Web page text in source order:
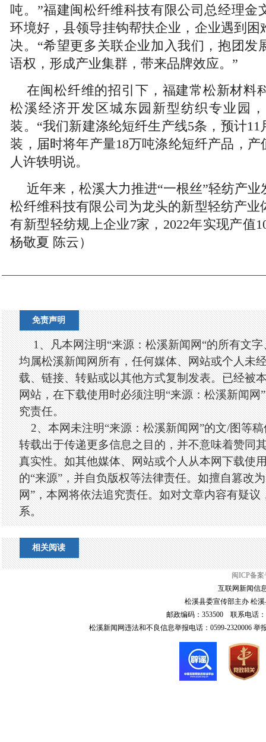
吨。”福建闽松纤维科技有限公司总经理金
环境好，县领导挂钩帮扶企业，企业遇到困
决。“希望更多关联企业加入我们，抱团发
语权，形成产业集群，带来品牌效应。”
在闽松纤维的招引下，福建常松新材料
松溪经济开发区城东园新型纺织专业园
装。“我们新建涤纶短纤生产线5条，预计
装，届时将年产量18万吨涤纶短纤产品，产
人许轶明说。
近年来，松溪大力推进“一根丝”轻纺产
松纤维科技有限公司为龙头的新型轻纺产业
有新型轻纺规上企业7家，2022年实现产值
杨敬夏 陈云）
免责声明
1、凡本网注明“来源：松溪新闻网“的所有文
均属松溪新闻网所有，任何媒体、网站或个人未
载、链接、转贴或以其他方式复制发表。已经被
网站，在下载使用时必须注明“来源：松溪新闻网
究责任。
2、本网未注明“来源：松溪新闻网”的文/图等稿
转载出于传递更多信息之目的，并不意味着赞同
真实性。如其他媒体、网站或个人从本网下载使
的“来源”，并自负版权等法律责任。如擅自篡改
网”，本网将依法追究责任。如对文章内容有疑议
系。
相关阅读
闽ICP备案
互联网新闻信
松溪县委宣传部主办 松
邮政编码：353500 联系电话：
松溪新闻网违法和不良信息举报电话：0599-2320006 举